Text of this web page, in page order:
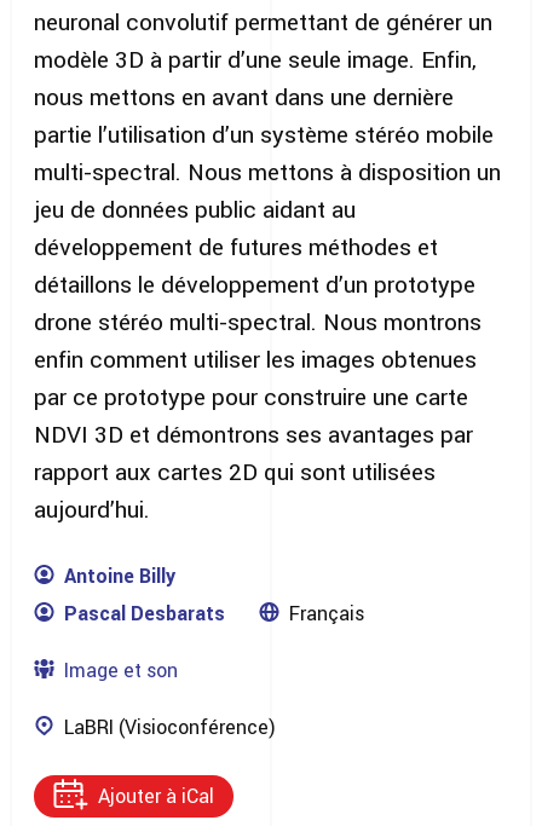
neuronal convolutif permettant de générer un
modèle 3D à partir d’une seule image. Enfin,
nous mettons en avant dans une dernière
partie l’utilisation d’un système stéréo mobile
multi-spectral. Nous mettons à disposition un
jeu de données public aidant au
développement de futures méthodes et
détaillons le développement d’un prototype
drone stéréo multi-spectral. Nous montrons
enfin comment utiliser les images obtenues
par ce prototype pour construire une carte
NDVI 3D et démontrons ses avantages par
rapport aux cartes 2D qui sont utilisées
aujourd’hui.
Antoine Billy
Pascal Desbarats
Français
Image et son
LaBRI (Visioconférence)
Ajouter à iCal